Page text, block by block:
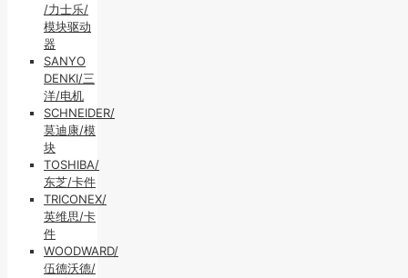
/力士乐/
模块驱动
器
SANYO
DENKI/三
洋/电机
SCHNEIDER/
莫迪康/模
块
TOSHIBA/
东芝/卡件
TRICONEX/
英维思/卡
件
WOODWARD/
伍德沃德/